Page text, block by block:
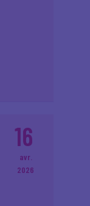
16
avr.
2026